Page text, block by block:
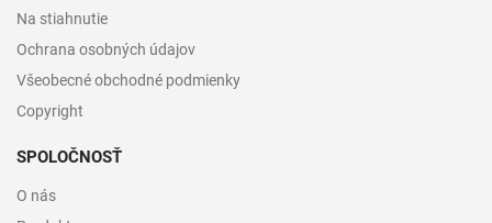
Na stiahnutie
Ochrana osobných údajov
Všeobecné obchodné podmienky
Copyright
SPOLOČNOSŤ
O nás